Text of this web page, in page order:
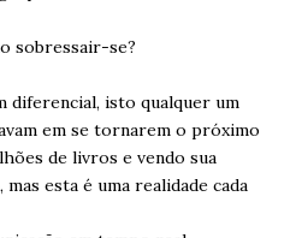
sobressair-se?
diferencial, isto qualquer um
em se tornarem o próximo
de livros e vendo sua
esta é uma realidade cada